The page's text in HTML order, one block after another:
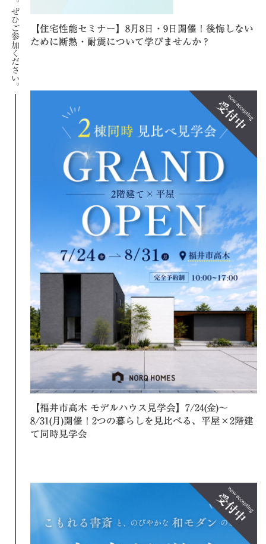
ぜひご参加ください。
【住宅性能セミナー】8月8日・9日開催！後悔しない
ために断熱・耐震について学びませんか？
【福井市高木 モデルハウス見学会】7/24(金)～
8/31(月)開催！2つの暮らしを見比べる、平屋×2階建
て同時見学会